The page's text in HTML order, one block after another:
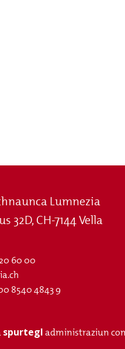
Lumnezia
32D, CH-7144 Vella
60 00
8540 4843 9
spurtegladministraziun